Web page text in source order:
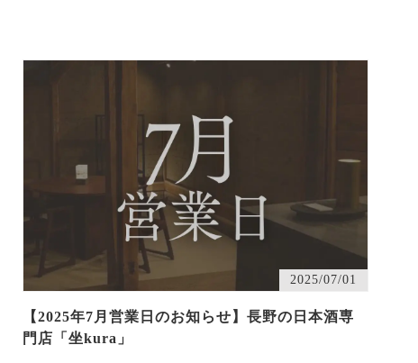
2025/07/01
【2025年7月営業日のお知らせ】長野の日本酒専
門店「坐kura」